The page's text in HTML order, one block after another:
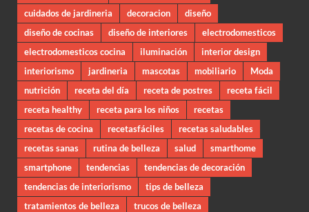
cuidados de jardineria
decoracion
diseño
diseño de cocinas
diseño de interiores
electrodomesticos
electrodomesticos cocina
iluminación
interior design
interiorismo
jardineria mascotas mobiliario
Moda
nutrición
receta del día receta de postres
receta fácil
receta healthy
receta para los niños
recetas
recetas de cocina
recetasfáciles
recetas saludables
recetas sanas
rutina de belleza salud
smarthome
smartphone
tendencias
tendencias de decoración
tendencias de interiorismo
tips de belleza
tratamientos de belleza
trucos de belleza